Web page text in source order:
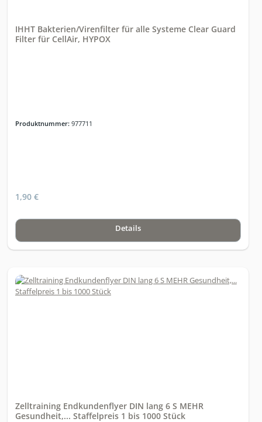
IHHT Bakterien/Virenfilter für alle Systeme Clear Guard
Filter für CellAir, HYPOX
Produktnummer: 977711
1,90 €
Details
Zelltraining Endkundenflyer DIN lang 6 S MEHR
Gesundheit,... Staffelpreis 1 bis 1000 Stück